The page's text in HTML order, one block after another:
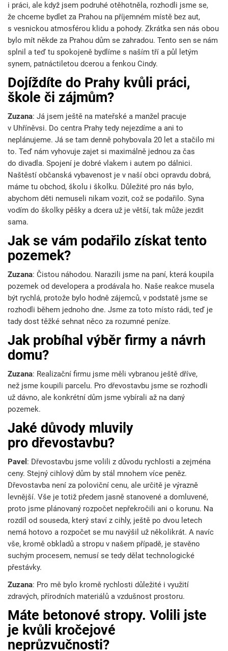
i práci, ale když jsem podruhé otěhotněla, rozhodli jsme se,
že chceme bydlet za Prahou na příjemném místě bez aut,
s vesnickou atmosférou klidu a pohody. Zkrátka sen nás obou
bylo mít někde za Prahou dům se zahradou. Tento sen se nám
splnil a teď tu spokojeně bydlíme s naším tří a půl letým
synem, patnáctiletou dcerou a fenkou Cindy.
Dojíždíte do Prahy kvůli práci,
škole či zájmům?
Zuzana: Já jsem ještě na mateřské a manžel pracuje
v Uhříněvsi. Do centra Prahy tedy nejezdíme a ani to
neplánujeme. Já se tam denně pohybovala 20 let a stačilo mi
to. Teď nám vyhovuje zajet si maximálně jednou za čas
do divadla. Spojení je dobré vlakem i autem po dálnici.
Naštěstí občanská vybavenost je v naší obci opravdu dobrá,
máme tu obchod, školu i školku. Důležité pro nás bylo,
abychom děti nemuseli nikam vozit, což se podařilo. Syna
vodím do školky pěšky a dcera už je větší, tak může jezdit
sama.
Jak se vám podařilo získat tento
pozemek?
Zuzana: Čistou náhodou. Narazili jsme na paní, která koupila
pozemek od developera a prodávala ho. Naše reakce musela
být rychlá, protože bylo hodně zájemců, v podstatě jsme se
rozhodli během jednoho dne. Jsme za toto místo rádi, teď je
tady dost těžké sehnat něco za rozumné peníze.
Jak probíhal výběr firmy a návrh
domu?
Zuzana: Realizační firmu jsme měli vybranou ještě dříve,
než jsme koupili parcelu. Pro dřevostavbu jsme se rozhodli
už dávno, ale konkrétní dům jsme vybírali až na daný
pozemek.
Jaké důvody mluvily
pro dřevostavbu?
Pavel : Dřevostavbu jsme volili z důvodu rychlosti a zejména
ceny. Stejný cihlový dům by stál mnohem více peněz.
Dřevostavba není za poloviční cenu, ale určitě je výrazně
levnější. Vše je totiž předem jasně stanovené a domluvené,
proto jsme plánovaný rozpočet nepřekročili ani o korunu. Na
rozdíl od souseda, který staví z cihly, ještě po dvou letech
nemá hotovo a rozpočet se mu navýšil už několikrát. A navíc
vše, kromě obkladů a stropu v našem případě, je stavěno
suchým procesem, nemusí se tedy dělat technologické
přestávky.
Zuzana: Pro mě bylo kromě rychlosti důležité i využití
zdravých, přírodních materiálů a vzdušnost prostoru.
Máte betonové stropy. Volili jste
je kvůli kročejové
neprůzvučnosti?